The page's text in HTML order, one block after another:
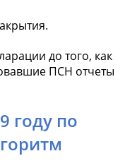
до того, как
ПСН отчеты
году по